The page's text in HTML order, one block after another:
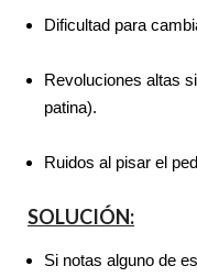
Dificultad para
Revoluciones altas
patina).
Ruidos al pisar el
SOLUCIÓN:
Si notas alguno de